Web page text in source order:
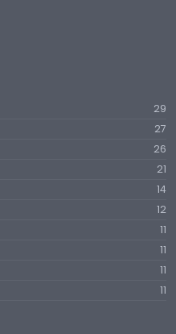
29
27
26
21
14
12
11
11
11
11